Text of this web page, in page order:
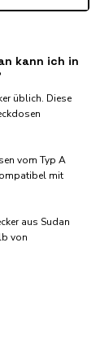
kann ich in
üblich. Diese
vom Typ A
mit
aus Sudan
von